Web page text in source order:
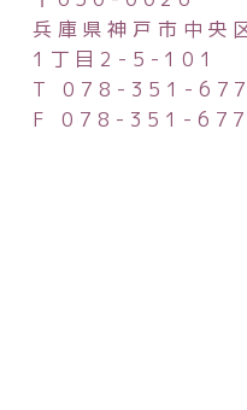
兵庫県神戸市中央
1丁目2-5-101
T 078-351-
F 078-351-